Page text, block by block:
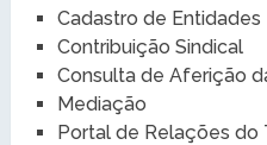
Cadastro de Entidades
Contribuição Sindical
Consulta de Aferição
Mediação
Portal de Relações do